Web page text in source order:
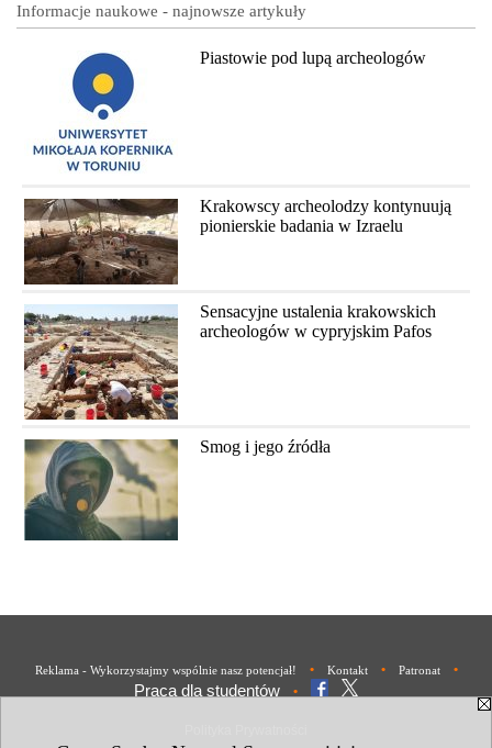
Informacje naukowe - najnowsze artykuły
Piastowie pod lupą archeologów
Krakowscy archeolodzy kontynuują
pionierskie badania w Izraelu
Sensacyjne ustalenia krakowskich
archeologów w cypryjskim Pafos
Smog i jego źródła
Reklama - Wykorzystajmy wspólnie nasz potencjał! • Kontakt • Patronat •
Praca dla studentów •